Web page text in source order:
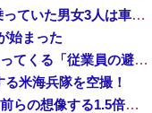
【鹿児島】 突然右折し路面電車と衝突 乗っていた男女3人は車を放置しダッシュで逃走中
始まった
【イオンモール熊本】 一転して話が変わってくる「従業員の避難誘導の証言が複数」イオン側が社内規定に抵触していた疑い
米海兵隊を空撮！
【画像】 農家ワイが作ったタマネギ、お前らの想像する1.5倍はデカいぞ